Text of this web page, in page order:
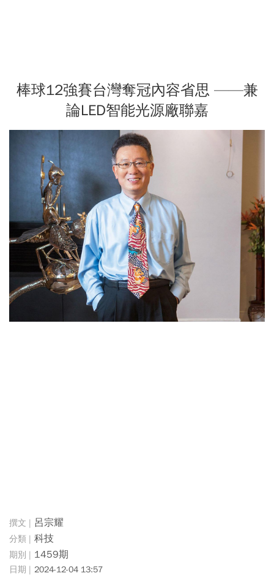
棒球12強賽台灣奪冠內容省思 ——兼
論LED智能光源廠聯嘉
呂宗耀
科技
1459期
2024-12-04 13:57